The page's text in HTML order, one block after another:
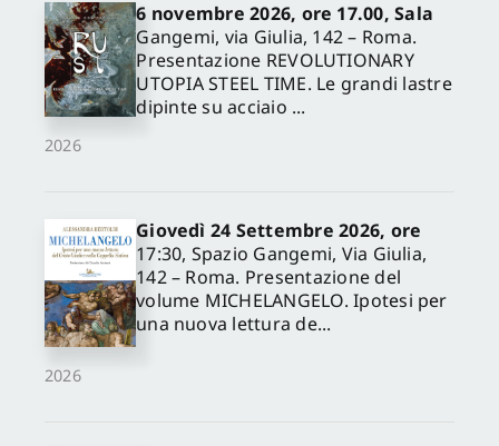
2026
6 novembre 2026, ore 17.00, Sala
Gangemi, via Giulia, 142 – Roma.
Presentazione REVOLUTIONARY
UTOPIA STEEL TIME. Le grandi lastre
dipinte su acciaio ...
2026
Giovedì 24 Settembre 2026, ore
17:30, Spazio Gangemi, Via Giulia,
142 – Roma. Presentazione del
volume MICHELANGELO. Ipotesi per
una nuova lettura de...